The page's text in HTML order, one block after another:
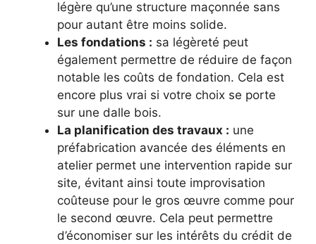
légère qu’une structure maçonnée sans
pour autant être moins solide.
Les fondations : sa légèreté peut
également permettre de réduire de façon
notable les coûts de fondation. Cela est
encore plus vrai si votre choix se porte
sur une dalle bois.
La planification des travaux : une
préfabrication avancée des éléments en
atelier permet une intervention rapide sur
site, évitant ainsi toute improvisation
coûteuse pour le gros œuvre comme pour
le second œuvre. Cela peut permettre
d’économiser sur les intérêts du crédit de